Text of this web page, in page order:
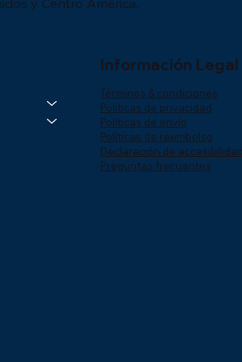
Información Legal
Términos & condiciones
Póliticas de privacidad
Políticas de envío
Políticas de reembolso
Declaración de accesibilidad
Preguntas frecuentes